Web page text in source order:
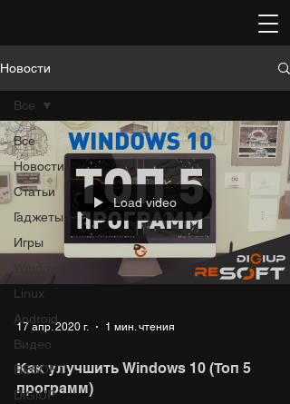
Новости
Все
Новости
Статьи
Гаджеты
Игры
Windows
Linux
Android
Видео
RESOFT
DiGiUP
Все
Load video
17 апр. 2020 г. 1 мин. чтения
Как улучшить Windows 10 (Топ 5
программ)